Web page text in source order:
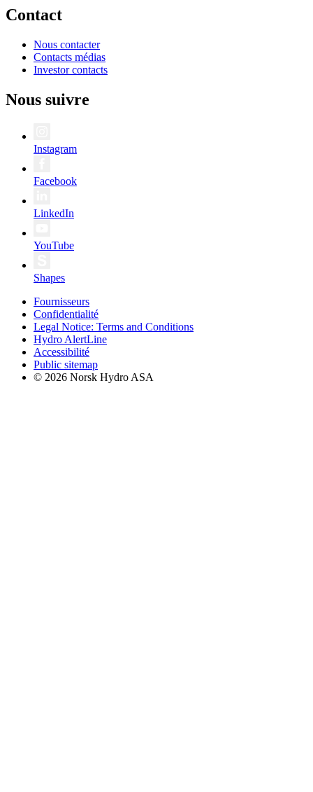
Contact
Nous contacter
Contacts médias
Investor contacts
Nous suivre
Instagram
Facebook
LinkedIn
YouTube
Shapes
Fournisseurs
Confidentialité
Legal Notice: Terms and Conditions
Hydro AlertLine
Accessibilité
Public sitemap
© 2026 Norsk Hydro ASA